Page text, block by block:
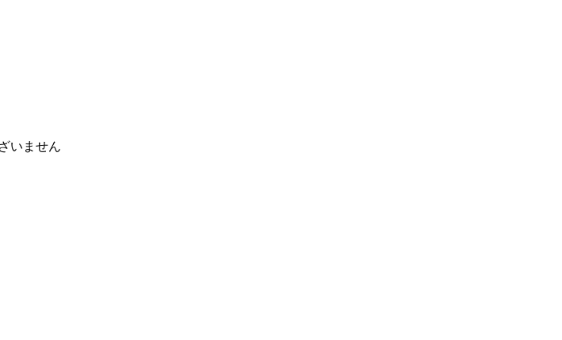
いません